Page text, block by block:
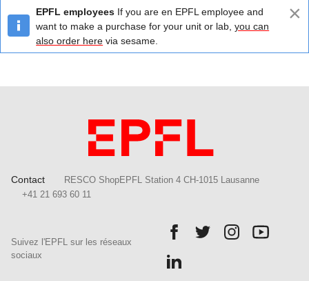
EPFL employees If you are en EPFL employee and
want to make a purchase for your unit or lab,you can
also order here via sesame.
×
Contact
RESCO ShopEPFL Station 4 CH-1015 Lausanne
+41 21 693 60 11
Suivez l'EPFL sur les réseaux
sociaux
Follow us on Facebook.
Follow us on Twitter.
Follow us on
Follow